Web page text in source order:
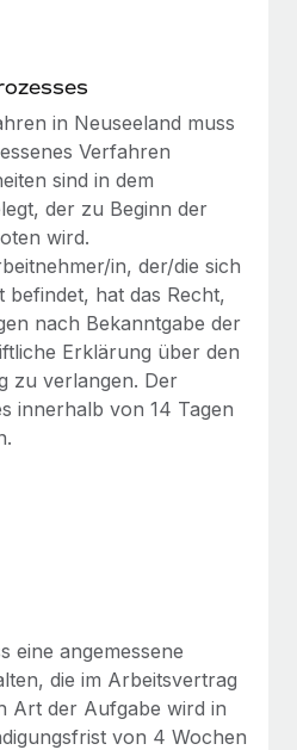
Verfolgung von IT-
Gründung von
Mitarbeiter:innen
Benefits
Weaviate sein Team mit
entwickelt KI-basierte
Das...
zwischen
für Contractor
Das Gesundheits- und
hat das globale...
Integration mit
Management
wir bei Remote Unternehmen
in Neuseeland muss
Verfahren
sind in dem
der zu Beginn der
wird.
in, der/die sich
befindet, hat das Recht,
nach Bekanntgabe der
Erklärung über den
zu verlangen. Der
innerhalb von 14 Tagen
eine angemessene
die im Arbeitsvertrag
Art der Aufgabe wird in
von 4 Wochen